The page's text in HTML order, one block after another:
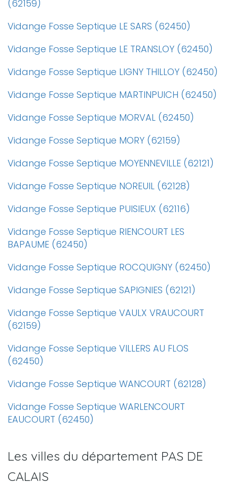
(62159)
Vidange Fosse Septique LE SARS (62450)
Vidange Fosse Septique LE TRANSLOY (62450)
Vidange Fosse Septique LIGNY THILLOY (62450)
Vidange Fosse Septique MARTINPUICH (62450)
Vidange Fosse Septique MORVAL (62450)
Vidange Fosse Septique MORY (62159)
Vidange Fosse Septique MOYENNEVILLE (62121)
Vidange Fosse Septique NOREUIL (62128)
Vidange Fosse Septique PUISIEUX (62116)
Vidange Fosse Septique RIENCOURT LES
BAPAUME (62450)
Vidange Fosse Septique ROCQUIGNY (62450)
Vidange Fosse Septique SAPIGNIES (62121)
Vidange Fosse Septique VAULX VRAUCOURT
(62159)
Vidange Fosse Septique VILLERS AU FLOS
(62450)
Vidange Fosse Septique WANCOURT (62128)
Vidange Fosse Septique WARLENCOURT
EAUCOURT (62450)
Les villes du département PAS DE
CALAIS